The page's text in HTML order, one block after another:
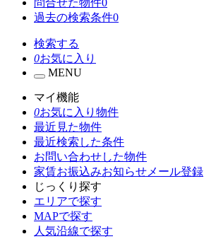
問合せた物件0
過去の検索条件0
検索する
0お気に入り
MENU
マイ機能
0お気に入り物件
最近見た物件
最近検索した条件
お問い合わせした物件
家賃お振込みお知らせメール登録
じっくり探す
エリアで探す
MAPで探す
人気沿線で探す